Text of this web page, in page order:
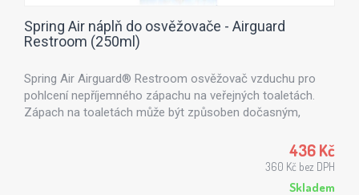
Spring Air náplň do osvěžovače - Airguard
Restroom (250ml)
Spring Air Airguard® Restroom osvěžovač vzduchu pro
pohlcení nepříjemného zápachu na veřejných toaletách.
Zápach na toaletách může být způsoben dočasným,
anorganických sloučenin jejichž pach je zvláště nepříjemný.
Spring Air Airguard® Restroom je specifický osvěžovač
vzduchu, který neutralizuje nepříjemný zápach a osvěží
436 Kč
360 Kč bez DPH
Skladem